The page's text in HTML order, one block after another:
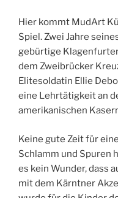
Hier kommt MudArt
Spiel. Zwei Jahre
gebürtige
dem Zweibrücker
Elitesoldatin Ellie
eine Lehrtätigkeit an
amerikanischen
Keine gute Zeit für
Schlamm und Spuren
es kein Wunder, dass
mit dem Kärntner